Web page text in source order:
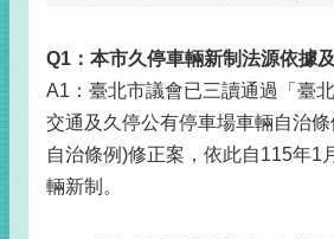
Q1 ：本市久停車輛新制法源依據
A1：臺北市議會已三讀通過「臺
交通及久停公有停車場車輛自治
自治條例)修正案，依此自115年1
輛新制。